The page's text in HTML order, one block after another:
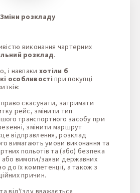
Зміни розкладу
виконання чартерних
розклад.
і навпаки хотіли б
особливості при покупці
скасувати, затримати
рейс, змінити тип
транспортного засобу при
змінити маршрут
відправлення, розклад
вимагають умови виконання та
польотів та (або) безпека
або вимоги/заяви державних
до їх компетенції, а також з
причин.
від'їзду вважається